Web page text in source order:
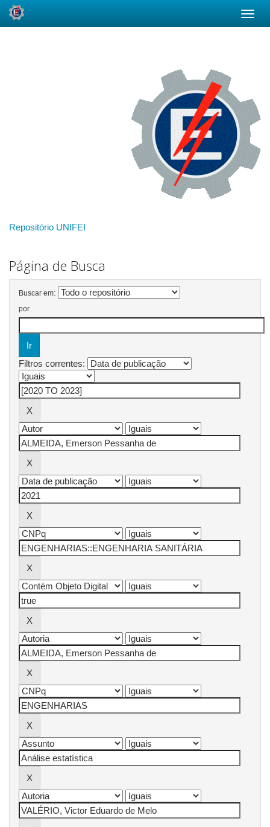
Repositório UNIFEI
Página de Busca
Buscar em:
por
Filtros correntes: